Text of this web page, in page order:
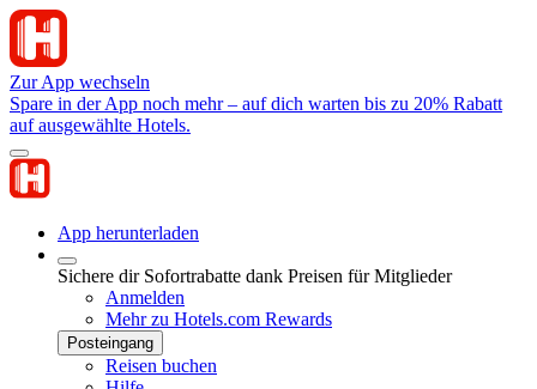
Zur App wechseln
Spare in der App noch mehr – auf dich warten bis zu 20% Rabatt
auf ausgewählte Hotels.
App herunterladen
Sichere dir Sofortrabatte dank Preisen für Mitglieder
Anmelden
Mehr zu Hotels.com Rewards
Posteingang
Reisen buchen